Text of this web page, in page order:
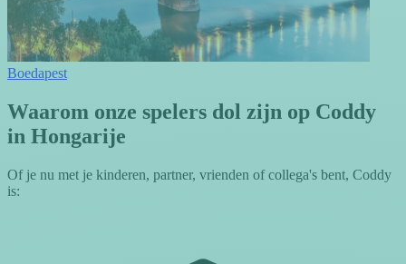
Boedapest
Waarom onze spelers dol zijn op Coddy
in Hongarije
Of je nu met je kinderen, partner, vrienden of collega's bent, Coddy
is: